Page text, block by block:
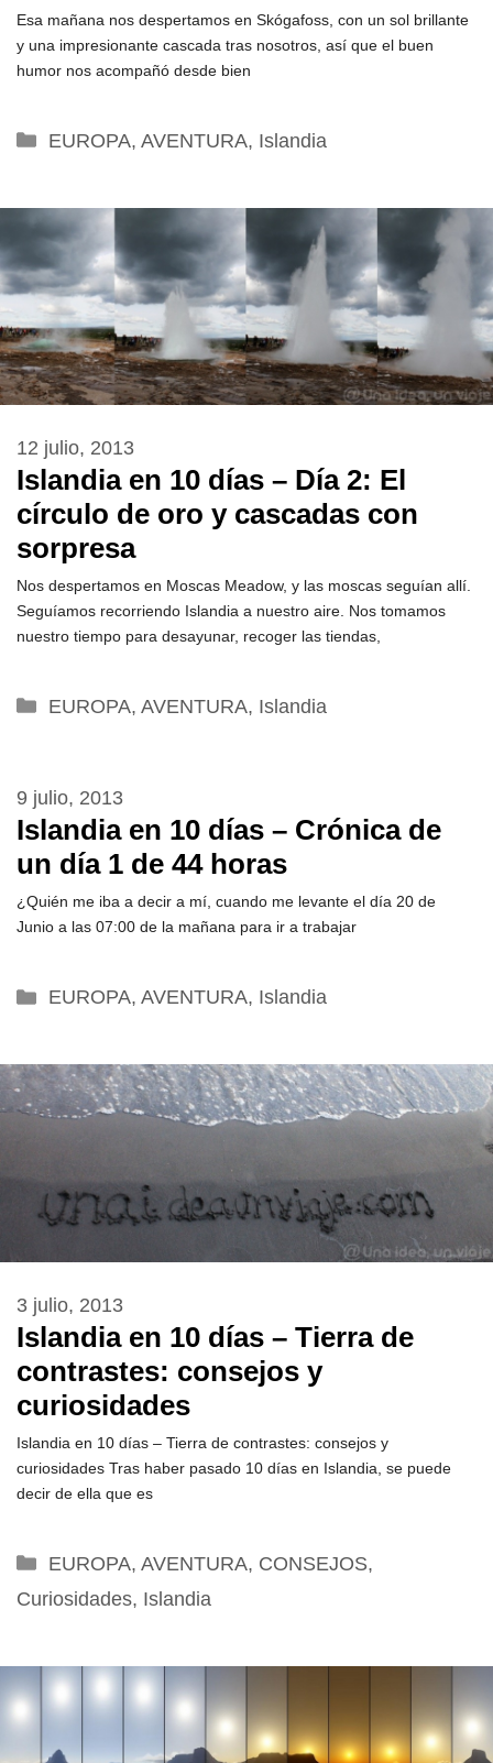
Esa mañana nos despertamos en Skógafoss, con un sol brillante
y una impresionante cascada tras nosotros, así que el buen
humor nos acompañó desde bien
Categorías
EUROPA, AVENTURA, Islandia
Islandia en 10 días – Día 2: El
círculo de oro y cascadas con
sorpresa
12 julio, 2013
Nos despertamos en Moscas Meadow, y las moscas seguían allí.
Seguíamos recorriendo Islandia a nuestro aire. Nos tomamos
nuestro tiempo para desayunar, recoger las tiendas,
Categorías
EUROPA, AVENTURA, Islandia
Islandia en 10 días – Crónica de
un día 1 de 44 horas
9 julio, 2013
¿Quién me iba a decir a mí, cuando me levante el día 20 de
Junio a las 07:00 de la mañana para ir a trabajar
Categorías
EUROPA, AVENTURA, Islandia
Islandia en 10 días – Tierra de
contrastes: consejos y
curiosidades
3 julio, 2013
Islandia en 10 días – Tierra de contrastes: consejos y
curiosidades Tras haber pasado 10 días en Islandia, se puede
decir de ella que es
Categorías
EUROPA, AVENTURA, CONSEJOS,
Curiosidades, Islandia